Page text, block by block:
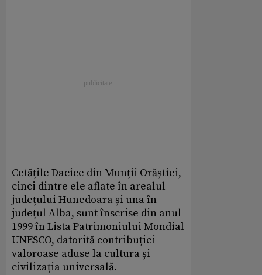
Cetățile Dacice din Munții Orăștiei,
cinci dintre ele aflate în arealul
județului Hunedoara și una în
județul Alba, sunt înscrise din anul
1999 în Lista Patrimoniului Mondial
UNESCO, datorită contribuției
valoroase aduse la cultura și
civilizația universală.